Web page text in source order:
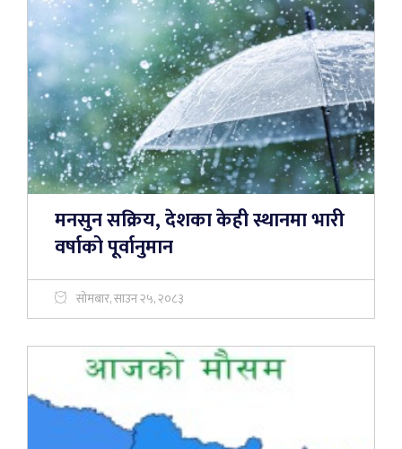
मनसुन सक्रिय, देशका केही स्थानमा भारी
वर्षाको पूर्वानुमान
सोमबार, साउन २५, २०८३